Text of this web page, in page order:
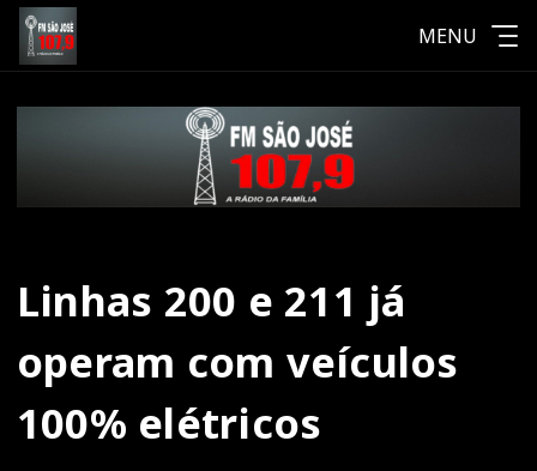
MENU
Linhas 200 e 211 já
operam com veículos
100% elétricos